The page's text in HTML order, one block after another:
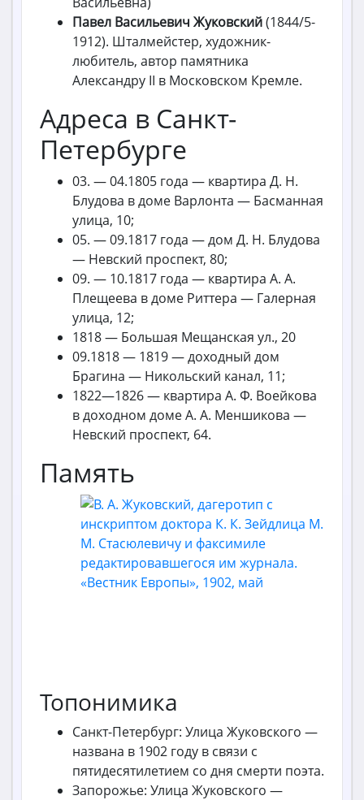
Павел Васильевич Жуковский(1844/5-
1912). Шталмейстер, художник-
любитель, автор памятника
Александру II в Московском Кремле.
Адреса в Санкт-
Петербурге
03. — 04.1805 года — квартира Д. Н.
Блудова в доме Варлонта — Басманная
улица, 10;
05. — 09.1817 года — дом Д. Н. Блудова
— Невский проспект, 80;
09. — 10.1817 года — квартира А. А.
Плещеева в доме Риттера — Галерная
улица, 12;
1818 — Большая Мещанская ул., 20
09.1818 — 1819 — доходный дом
Брагина — Никольский канал, 11;
1822—1826 — квартира А. Ф. Воейкова
в доходном доме А. А. Меншикова —
Невский проспект, 64.
Память
Топонимика
Санкт-Петербург: Улица Жуковского —
названа в 1902 году в связи с
пятидесятилетием со дня смерти поэта.
Запорожье: Улица Жуковского —